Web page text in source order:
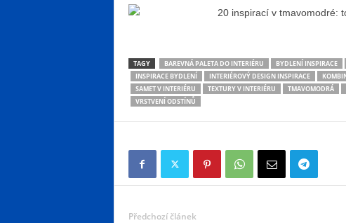
TAGY BAREVNÁ PALETA DO INTERIÉRU BYDLENÍ INSPIRACE
INSPIRACE BYDLENÍ
INTERIÉROVÝ DESIGN INSPIRACE
SAMET V INTERIÉRU
TEXTURY V INTERIÉRU TMAVOMODRÁ
VRSTVENÍ ODSTÍNŮ
Předchozí článek